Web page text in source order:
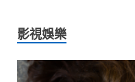
影視娛樂